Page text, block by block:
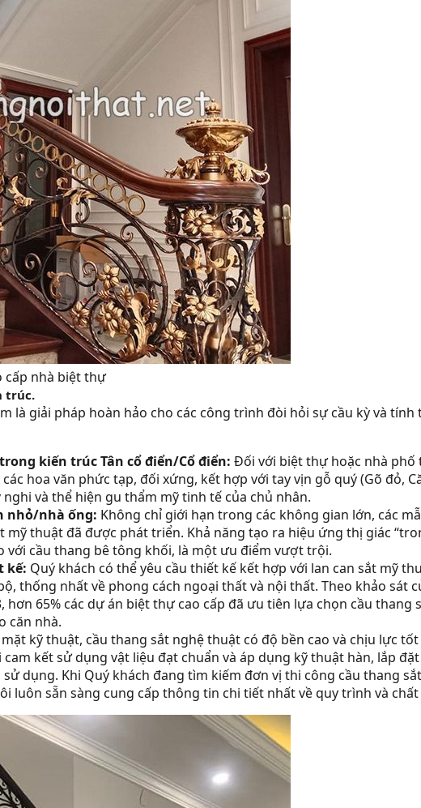
cấp nhà biệt thự
trúc.
là giải pháp hoàn hảo cho các công trình đòi hỏi sự cầu kỳ và
kiến trúc Tân cổ điển/Cổ điển: Đối với biệt thự hoặc nhà phố
hoa văn phức tạp, đối xứng, kết hợp với tay vịn gỗ quý (Gõ đỏ,
và thể hiện gu thẩm mỹ tinh tế của chủ nhân.
nhỏ/nhà ống: Không chỉ giới hạn trong các không gian lớn, các
mỹ thuật đã được phát triển. Khả năng tạo ra hiệu ứng thị giác
với cầu thang bê tông khối, là một ưu điểm vượt trội.
kế: Quý khách có thể yêu cầu thiết kế kết hợp với lan can sắt mỹ
thống nhất về phong cách ngoại thất và nội thất. Theo khảo sát
hơn 65% các dự án biệt thự cao cấp đã ưu tiên lựa chọn cầu
căn nhà.
mặt kỹ thuật, cầu thang sắt nghệ thuật có độ bền cao và chịu lực
kết sử dụng vật liệu đạt chuẩn và áp dụng kỹ thuật hàn, lắp
dụng. Khi Quý khách đang tìm kiếm đơn vị thi công cầu thang
luôn sẵn sàng cung cấp thông tin chi tiết nhất về quy trình và